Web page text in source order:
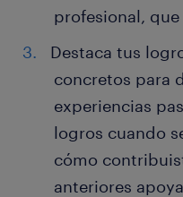
profesional,
Destaca tus
concretos para
experiencias
logros cuando
cómo
anteriores